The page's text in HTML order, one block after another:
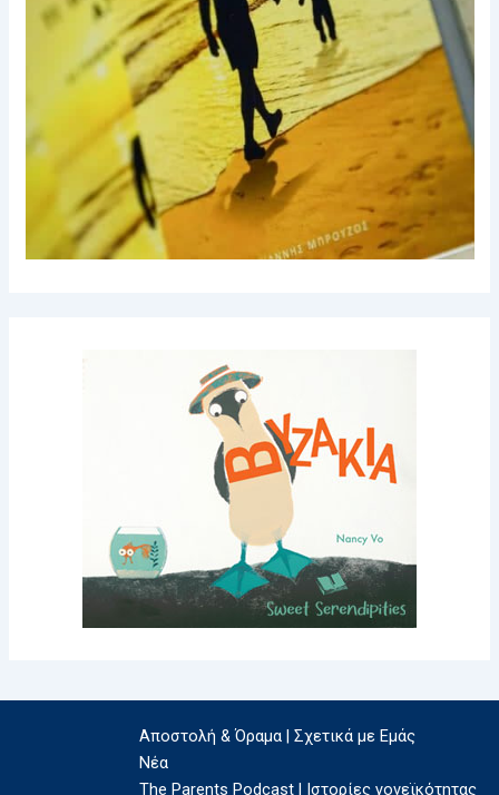
Αποστολή & Όραμα | Σχετικά με Εμάς
Νέα
The Parents Podcast | Ιστορίες γονεϊκότητας